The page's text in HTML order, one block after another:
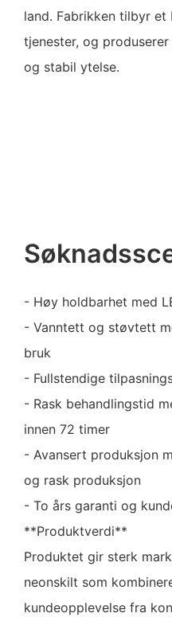
land. Fabrikken tilbyr
tjenester, og
og stabil ytelse.
- Høy holdbarhet med
- Vanntett og støvtett
bruk
- Fullstendige
- Rask behandlingstid
innen 72 timer
- Avansert produksjon
og rask produksjon
- To års garanti og
**Produktverdi**
Produktet gir sterk
neonskilt som
kundeopplevelse fra